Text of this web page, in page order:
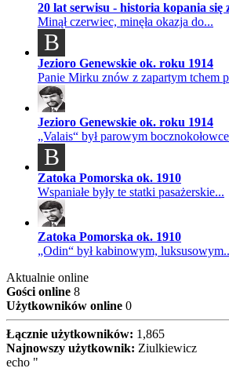
20 lat serwisu - historia kopania się
Minął czerwiec, minęła okazja do...
B
Jezioro Genewskie ok. roku 1914
Panie Mirku znów z zapartym tchem
Jezioro Genewskie ok. roku 1914
„Valais“ był parowym
B
Zatoka Pomorska ok. 1910
Wspaniałe były te statki pasażerskie...
Zatoka Pomorska ok. 1910
„Odin“ był kabinowym,
Aktualnie online
Gości online 8
Użytkowników online 0
Łącznie użytkowników: 1,865
Najnowszy użytkownik: Ziulkiewicz
echo "